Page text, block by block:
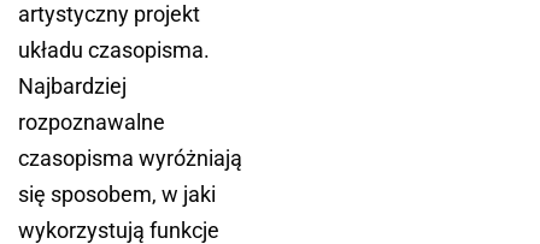
artystyczny projekt
układu czasopisma.
Najbardziej
rozpoznawalne
czasopisma wyróżniają
się sposobem, w jaki
wykorzystują funkcje